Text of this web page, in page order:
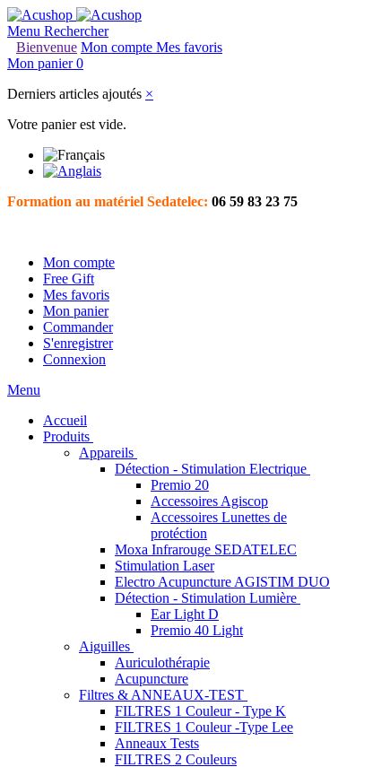
Menu Rechercher
Bienvenue Mon compte Mes favoris
Mon panier 0
Derniers articles ajoutés ×
Votre panier est vide.
Formation au matériel Sedatelec: 06 59 83 23 75
Mon compte
Free Gift
Mes favoris
Mon panier
Commander
S'enregistrer
Connexion
Menu
Accueil
Produits
Appareils
Détection - Stimulation Electrique
Premio 20
Accessoires Agiscop
Accessoires Lunettes de
protéction
Moxa Infrarouge SEDATELEC
Stimulation Laser
Electro Acupuncture AGISTIM DUO
Détection - Stimulation Lumière
Ear Light D
Premio 40 Light
Aiguilles
Auriculothérapie
Acupuncture
Filtres & ANNEAUX-TEST
FILTRES 1 Couleur - Type K
FILTRES 1 Couleur -Type Lee
Anneaux Tests
FILTRES 2 Couleurs